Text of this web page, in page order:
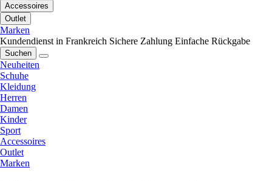
Accessoires
Outlet
Marken
Kundendienst in Frankreich Sichere Zahlung Einfache Rückgabe
Suchen
Neuheiten
Schuhe
Kleidung
Herren
Damen
Kinder
Sport
Accessoires
Outlet
Marken